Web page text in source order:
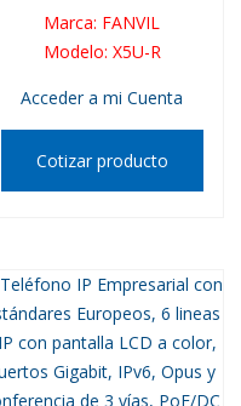
Marca: FANVIL
Modelo: X5U-R
Acceder a mi Cuenta
Cotizar producto